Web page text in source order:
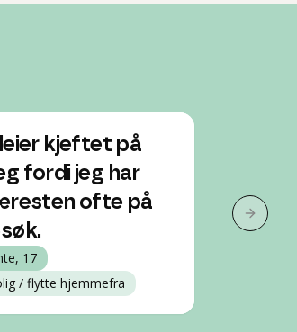
kjeftet på
fordi jeg har
ofte på
17
/ flytte hjemmefra
leie
Jente, 17
Neste